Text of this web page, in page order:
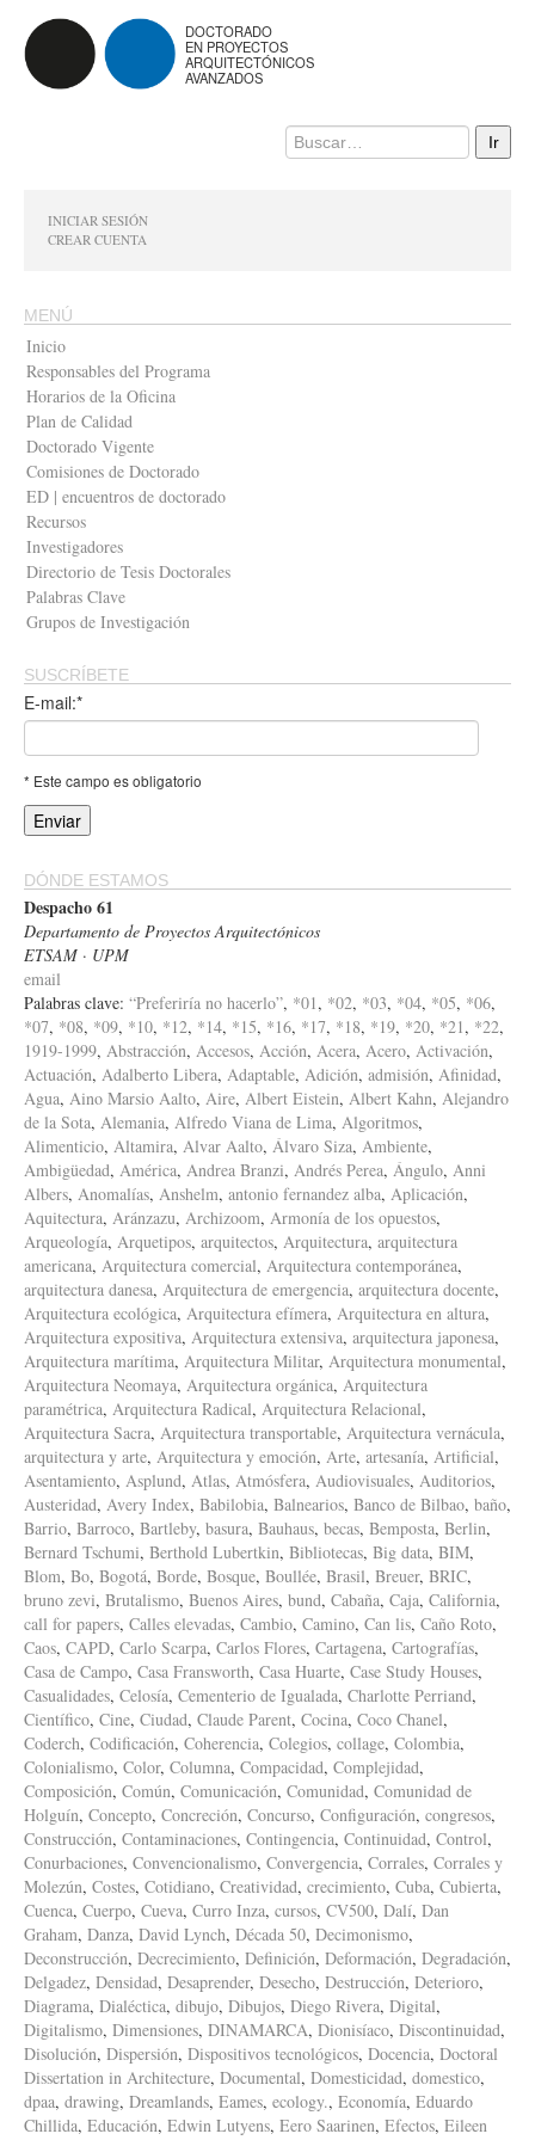
DOCTORADO
EN PROYECTOS
ARQUITECTÓNICOS
AVANZADOS
INICIAR SESIÓN
CREAR CUENTA
MENÚ
Inicio
Responsables del Programa
Horarios de la Oficina
Plan de Calidad
Doctorado Vigente
Comisiones de Doctorado
ED | encuentros de doctorado
Recursos
Investigadores
Directorio de Tesis Doctorales
Palabras Clave
Grupos de Investigación
SUSCRÍBETE
E-mail:*
* Este campo es obligatorio
DÓNDE ESTAMOS
Despacho 61
Departamento de Proyectos Arquitectónicos
ETSAM · UPM
email
Palabras clave: “Preferiría no hacerlo”, *01 , *02, *03, *04, *05, *06,
*07, *08, *09, *10, *12, *14, *15, *16, *17, *18, *19, *20, *21 , *22,
1919-1999, Abstracción, Accesos, Acción, Acera, Acero, Activación,
Actuación, Adalberto Libera, Adaptable, Adición, admisión, Afinidad,
Agua, Aino Marsio Aalto, Aire, Albert Eistein, Albert Kahn, Alejandro
de la Sota, Alemania, Alfredo Viana de Lima, Algoritmos,
Alimenticio, Altamira, Alvar Aalto, Álvaro Siza, Ambiente,
Ambigüedad, América, Andrea Branzi, Andrés Perea, Ángulo, Anni
Albers, Anomalías, Anshelm, antonio fernandez alba, Aplicación,
Aquitectura, Aránzazu, Archizoom, Armonía de los opuestos,
Arqueología, Arquetipos, arquitectos, Arquitectura, arquitectura
americana, Arquitectura comercial, Arquitectura contemporánea,
arquitectura danesa, Arquitectura de emergencia, arquitectura docente,
Arquitectura ecológica, Arquitectura efímera, Arquitectura en altura,
Arquitectura expositiva, Arquitectura extensiva, arquitectura japonesa,
Arquitectura marítima, Arquitectura Militar, Arquitectura monumental,
Arquitectura Neomaya, Arquitectura orgánica, Arquitectura
paramétrica, Arquitectura Radical, Arquitectura Relacional,
Arquitectura Sacra, Arquitectura transportable, Arquitectura vernácula,
arquitectura y arte, Arquitectura y emoción, Arte, artesanía, Artificial,
Asentamiento, Asplund, Atlas, Atmósfera, Audiovisuales, Auditorios,
Austeridad, Avery Index, Babilobia, Balnearios, Banco de Bilbao, baño,
Barrio, Barroco, Bartleby, basura, Bauhaus, becas, Bemposta, Berlin,
Bernard Tschumi, Berthold Lubertkin, Bibliotecas, Big data, BIM,
Blom, Bo, Bogotá, Borde, Bosque, Boullée, Brasil, Breuer, BRIC,
bruno zevi, Brutalismo, Buenos Aires, bund, Cabaña, Caja, California,
call for papers, Calles elevadas, Cambio, Camino, Can lis, Caño Roto,
Caos, CAPD, Carlo Scarpa, Carlos Flores, Cartagena, Cartografías,
Casa de Campo, Casa Fransworth, Casa Huarte, Case Study Houses,
Casualidades, Celosía, Cementerio de Igualada, Charlotte Perriand,
Científico, Cine, Ciudad, Claude Parent, Cocina, Coco Chanel,
Coderch, Codificación, Coherencia, Colegios, collage, Colombia,
Colonialismo, Color, Columna, Compacidad, Complejidad,
Composición, Común, Comunicación, Comunidad, Comunidad de
Holguín, Concepto, Concreción, Concurso, Configuración, congresos,
Construcción, Contaminaciones, Contingencia, Continuidad, Control,
Conurbaciones, Convencionalismo, Convergencia, Corrales, Corrales y
Molezún, Costes, Cotidiano, Creatividad, crecimiento, Cuba, Cubierta,
Cuenca, Cuerpo, Cueva, Curro Inza, cursos, CV500, Dalí, Dan
Graham, Danza, David Lynch, Década 50, Decimonismo,
Deconstrucción, Decrecimiento, Definición, Deformación, Degradación,
Delgadez, Densidad, Desaprender, Desecho, Destrucción, Deterioro,
Diagrama, Dialéctica, dibujo, Dibujos, Diego Rivera, Digital,
Digitalismo, Dimensiones, DINAMARCA, Dionisíaco, Discontinuidad,
Disolución, Dispersión, Dispositivos tecnológicos, Docencia, Doctoral
Dissertation in Architecture, Documental, Domesticidad, domestico,
dpaa, drawing, Dreamlands, Eames, ecology., Economía, Eduardo
Chillida, Educación, Edwin Lutyens, Eero Saarinen, Efectos, Eileen